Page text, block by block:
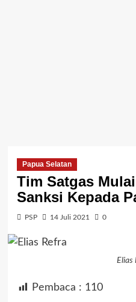
Papua Selatan
Tim Satgas
Sanksi Kepada
PSP 14 Juli 2021 0
Elias
Pembaca : 110